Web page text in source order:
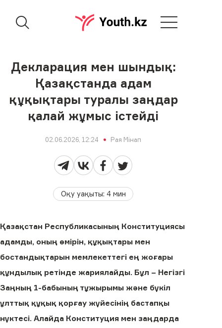
Декларация мен шындық:
Қазақстанда адам
құқықтары туралы заңдар
қалай жұмыс істейді
02.06.2026, 12:24 Рая Мінап
Оқу уақыты: 4мин
Қазақстан Республикасының Конституциясы
адамды, оның өмірін, құқықтары мен
бостандықтарын мемлекеттегі ең жоғары
құндылық ретінде жариялайды. Бұл – Негізгі
Заңның 1-бабының тұжырымы және бүкіл
ұлттық құқық қорғау жүйесінің бастапқы
нүктесі. Алайда Конституция мен заңдарда